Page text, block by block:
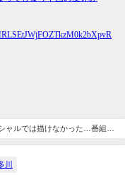
ャルでは描けなかった…番組に
しにされたワケ
川